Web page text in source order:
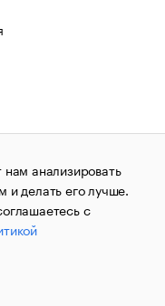
авторских прав
Сообщения
«РБК»
по надзору в сфере
за номером ИА
«РБК». Отдельные
анализировать
и делать его лучше.
с